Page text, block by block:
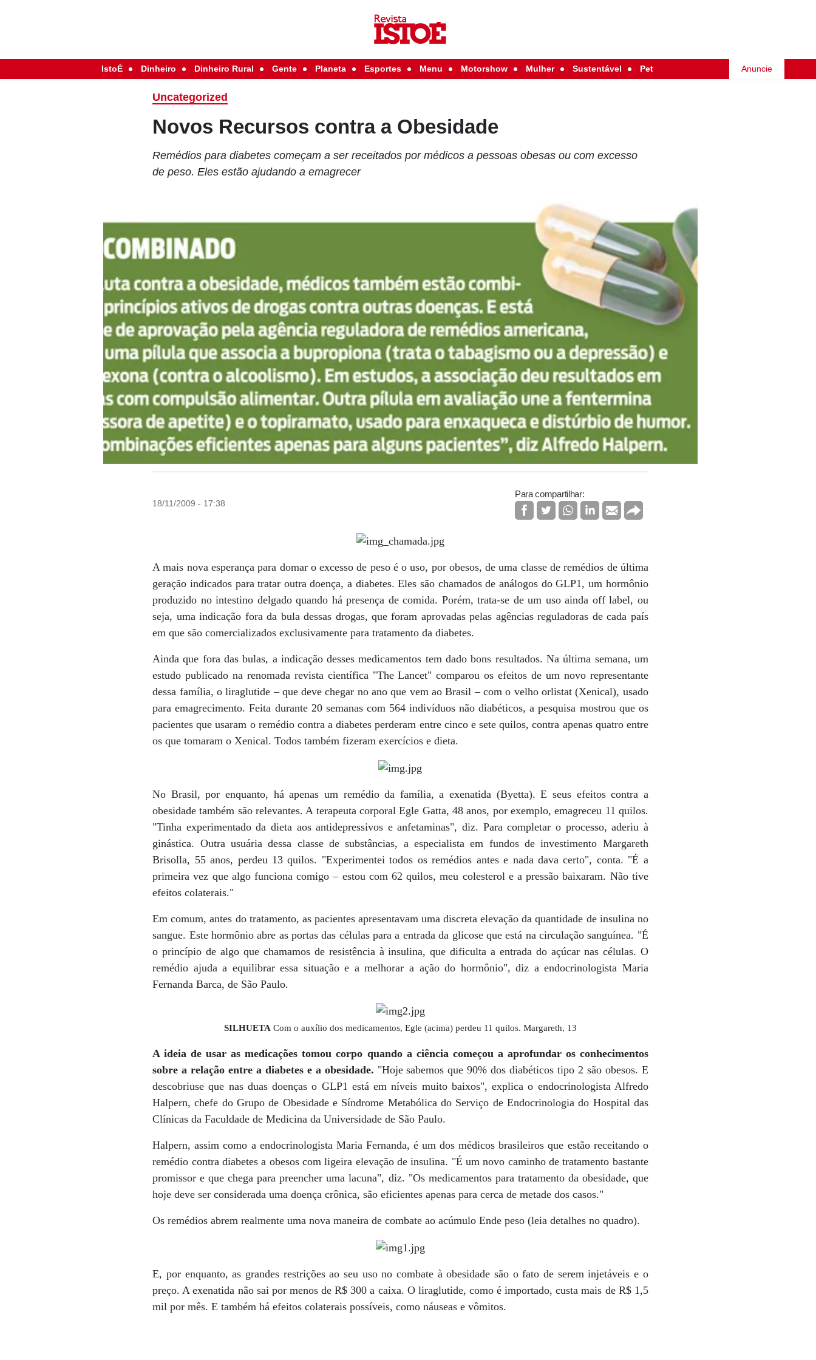
IstoÉ Dinheiro Dinheiro Rural Gente Planeta Esportes Menu Motorshow Mulher Sustentável Pet Anuncie
Uncategorized
Novos Recursos contra a Obesidade
Remédios para diabetes começam a ser receitados por médicos a pessoas obesas ou com excesso
de peso. Eles estão ajudando a emagrecer
18/11/2009 - 17:38
Para compartilhar:
A mais nova esperança para domar o excesso de peso é o uso, por obesos, de uma classe de remédios de última
geração indicados para tratar outra doença, a diabetes. Eles são chamados de análogos do GLP1, um hormônio
produzido no intestino delgado quando há presença de comida. Porém, trata-se de um uso ainda off label, ou
seja, uma indicação fora da bula dessas drogas, que foram aprovadas pelas agências reguladoras de cada país
em que são comercializados exclusivamente para tratamento da diabetes.
Ainda que fora das bulas, a indicação desses medicamentos tem dado bons resultados. Na última semana, um
estudo publicado na renomada revista científica "The Lancet" comparou os efeitos de um novo representante
dessa família, o liraglutide – que deve chegar no ano que vem ao Brasil – com o velho orlistat (Xenical), usado
para emagrecimento. Feita durante 20 semanas com 564 indivíduos não diabéticos, a pesquisa mostrou que os
pacientes que usaram o remédio contra a diabetes perderam entre cinco e sete quilos, contra apenas quatro entre
os que tomaram o Xenical. Todos também fizeram exercícios e dieta.
No Brasil, por enquanto, há apenas um remédio da família, a exenatida (Byetta). E seus efeitos contra a
obesidade também são relevantes. A terapeuta corporal Egle Gatta, 48 anos, por exemplo, emagreceu 11 quilos.
"Tinha experimentado da dieta aos antidepressivos e anfetaminas", diz. Para completar o processo, aderiu à
ginástica. Outra usuária dessa classe de substâncias, a especialista em fundos de investimento Margareth
Brisolla, 55 anos, perdeu 13 quilos. "Experimentei todos os remédios antes e nada dava certo", conta. "É a
primeira vez que algo funciona comigo – estou com 62 quilos, meu colesterol e a pressão baixaram. Não tive
efeitos colaterais."
Em comum, antes do tratamento, as pacientes apresentavam uma discreta elevação da quantidade de insulina no
sangue. Este hormônio abre as portas das células para a entrada da glicose que está na circulação sanguínea. "É
o princípio de algo que chamamos de resistência à insulina, que dificulta a entrada do açúcar nas células. O
remédio ajuda a equilibrar essa situação e a melhorar a ação do hormônio", diz a endocrinologista Maria
Fernanda Barca, de São Paulo.
SILHUETA Com o auxílio dos medicamentos, Egle (acima) perdeu 11 quilos. Margareth, 13
A ideia de usar as medicações tomou corpo quando a ciência começou a aprofundar os conhecimentos
sobre a relação entre a diabetes e a obesidade. "Hoje sabemos que 90% dos diabéticos tipo 2 são obesos. E
descobriuse que nas duas doenças o GLP1 está em níveis muito baixos", explica o endocrinologista Alfredo
Halpern, chefe do Grupo de Obesidade e Síndrome Metabólica do Serviço de Endocrinologia do Hospital das
Clínicas da Faculdade de Medicina da Universidade de São Paulo.
Halpern, assim como a endocrinologista Maria Fernanda, é um dos médicos brasileiros que estão receitando o
remédio contra diabetes a obesos com ligeira elevação de insulina. "É um novo caminho de tratamento bastante
promissor e que chega para preencher uma lacuna", diz. "Os medicamentos para tratamento da obesidade, que
hoje deve ser considerada uma doença crônica, são eficientes apenas para cerca de metade dos casos."
Os remédios abrem realmente uma nova maneira de combate ao acúmulo Ende peso (leia detalhes no quadro).
E, por enquanto, as grandes restrições ao seu uso no combate à obesidade são o fato de serem injetáveis e o
preço. A exenatida não sai por menos de R$ 300 a caixa. O liraglutide, como é importado, custa mais de R$ 1,5
mil por mês. E também há efeitos colaterais possíveis, como náuseas e vômitos.